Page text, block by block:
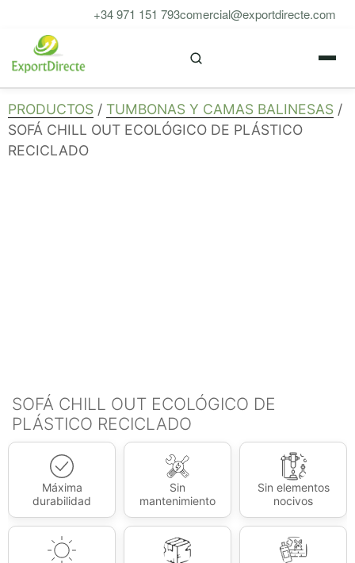
contenido
+34 971 151 793comercial@exportdirecte.com
PRODUCTOS / TUMBONAS Y CAMAS BALINESAS /
SOFÁ CHILL OUT ECOLÓGICO DE PLÁSTICO
RECICLADO
SOFÁ CHILL OUT ECOLÓGICO DE
PLÁSTICO RECICLADO
Máxima
durabilidad
Sin
mantenimiento
Sin elementos
nocivos